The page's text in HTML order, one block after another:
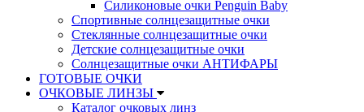
Силиконовые очки Penguin Baby
Спортивные солнцезащитные очки
Стеклянные солнцезащитные очки
Детские солнцезащитные очки
Солнцезащитные очки АНТИФАРЫ
ГОТОВЫЕ ОЧКИ
ОЧКОВЫЕ ЛИНЗЫ
Каталог очковых линз